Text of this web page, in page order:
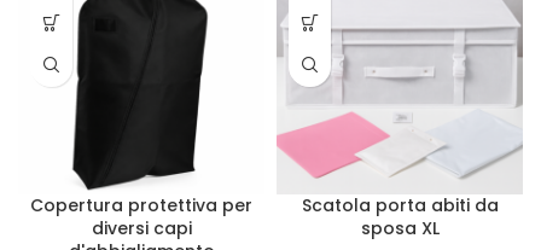
Copertura protettiva per
diversi capi
Scatola porta abiti da
sposa XL